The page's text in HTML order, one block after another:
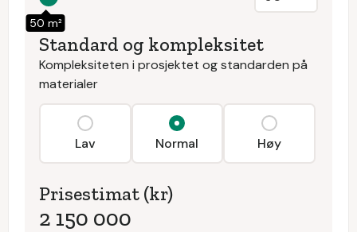
50 m²
Standard og kompleksitet
Kompleksiteten i prosjektet og standarden på
materialer
Lav Normal Høy
Prisestimat (kr)
2 150 000